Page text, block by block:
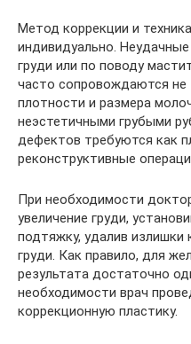
Метод коррекции и
индивидуально.
груди или по поводу
часто сопровождаются
плотности и размера
неэстетичными грубыми
дефектов требуются как
реконструктивные
При необходимости
увеличение груди,
подтяжку, удалив излишки
груди. Как правило, для
результата достаточно
необходимости врач
коррекционную пластику.